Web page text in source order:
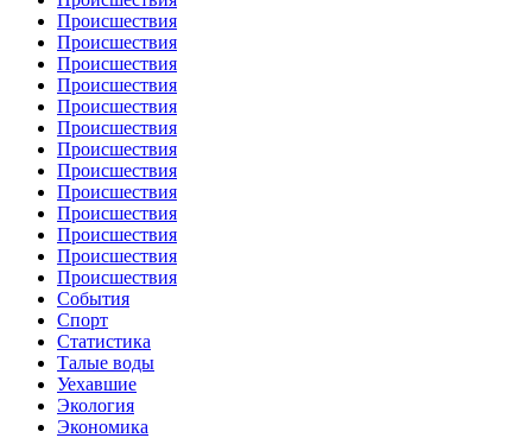
Происшествия
Происшествия
Происшествия
Происшествия
Происшествия
Происшествия
Происшествия
Происшествия
Происшествия
Происшествия
Происшествия
Происшествия
Происшествия
События
Спорт
Статистика
Талые воды
Уехавшие
Экология
Экономика